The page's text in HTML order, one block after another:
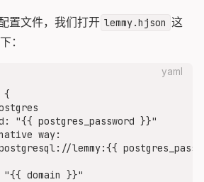
pictrs
set options to pictrs like this,
/sbin/tini -- /usr/local/
置文件，我们打开 lemmy.hjson 这
：
yaml
{
"{{ postgres_password }}"
way:
lemmy:{{
"{{ domain }}"